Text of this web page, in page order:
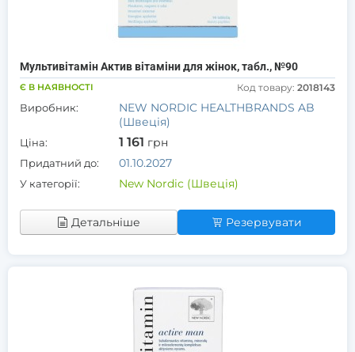
Мультивітамін Актив вітаміни для жінок, табл., №90
Є В НАЯВНОСТІ Код товару: 2018143
Виробник:
NEW NORDIC HEALTHBRANDS AB
(Швеція)
Ціна: 1 161 грн
Придатний до: 01.10.2027
У категорії: New Nordic (Швеція)
Детальніше Резервувати